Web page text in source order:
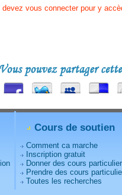
devez vous connecter pour y
Cours de soutien
Comment ca marche
Inscription gratuit
Donner des cours
Prendre des cours
Toutes les recherches